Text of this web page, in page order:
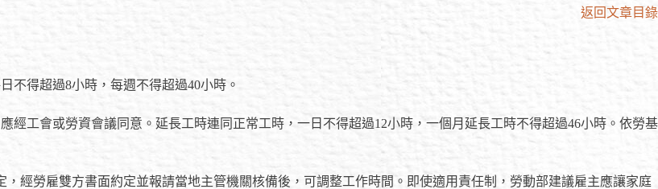
返回文章目錄
不得超過8小時，每週不得超過40小時。
工會或勞資會議同意。延長工時連同正常工時，一日不得超過12小時，一個月延長工時不得超過46小時。依勞基
經勞雇雙方書面約定並報請當地主管機關核備後，可調整工作時間。即使適用責任制，勞動部建議雇主應讓家庭